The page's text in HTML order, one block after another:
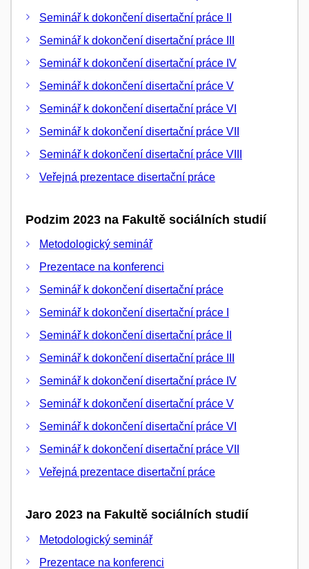
Seminář k dokončení disertační práce II
Seminář k dokončení disertační práce III
Seminář k dokončení disertační práce IV
Seminář k dokončení disertační práce V
Seminář k dokončení disertační práce VI
Seminář k dokončení disertační práce VII
Seminář k dokončení disertační práce VIII
Veřejná prezentace disertační práce
Podzim 2023 na Fakultě sociálních studií
Metodologický seminář
Prezentace na konferenci
Seminář k dokončení disertační práce
Seminář k dokončení disertační práce I
Seminář k dokončení disertační práce II
Seminář k dokončení disertační práce III
Seminář k dokončení disertační práce IV
Seminář k dokončení disertační práce V
Seminář k dokončení disertační práce VI
Seminář k dokončení disertační práce VII
Veřejná prezentace disertační práce
Jaro 2023 na Fakultě sociálních studií
Metodologický seminář
Prezentace na konferenci